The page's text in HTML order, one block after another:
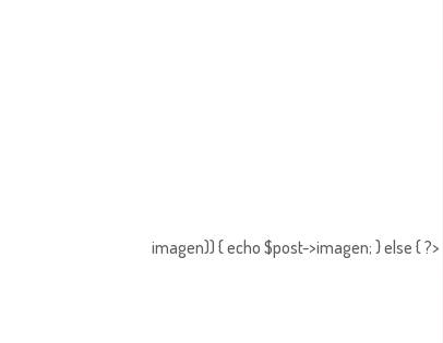
imagen)) { echo $post->imagen; } else { ?>